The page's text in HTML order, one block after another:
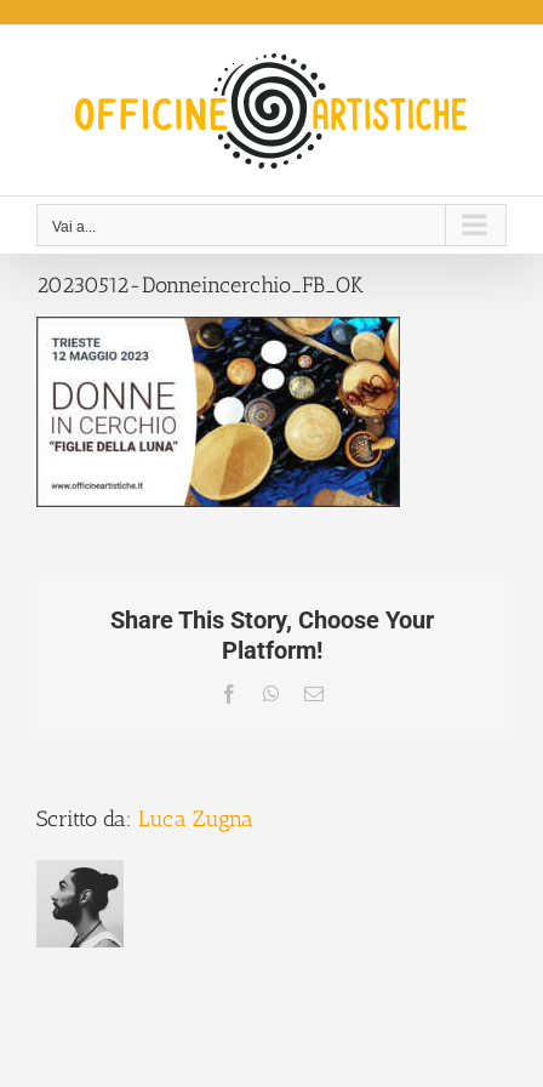
Vai a...
20230512-Donneincerchio_FB_OK
Share This Story, Choose Your
Platform!
FacebookWhatsApp
Email
Scritto da: Luca Zugna